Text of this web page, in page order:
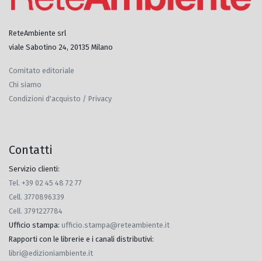
ReteAmbiente srl
viale Sabotino 24, 20135 Milano
Comitato editoriale
Chi siamo
Condizioni d'acquisto / Privacy
Contatti
Servizio clienti:
Tel. +39 02 45 48 72 77
Cell. 3770896339
Cell. 3791227784
Ufficio stampa: ufficio.stampa@reteambiente.it
Rapporti con le librerie e i canali distributivi:
libri@edizioniambiente.it